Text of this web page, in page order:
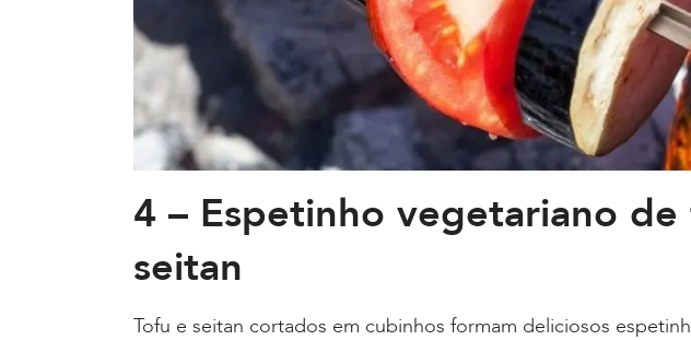
4 – Espetinho vegetariano
seitan
Tofu e seitan cortados em cubinhos formam deliciosos